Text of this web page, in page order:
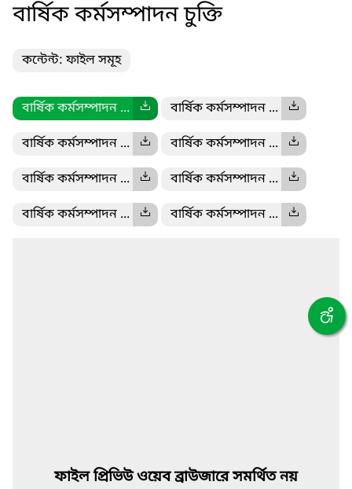
বার্ষিক কর্মসম্পাদন চুক্তি
কন্টেন্ট: ফাইল সমূহ
বার্ষিক কর্মসম্পাদন ... বার্ষিক কর্মসম্পাদন ...
বার্ষিক কর্মসম্পাদন ... বার্ষিক কর্মসম্পাদন ...
বার্ষিক কর্মসম্পাদন ... বার্ষিক কর্মসম্পাদন ...
বার্ষিক কর্মসম্পাদন ... বার্ষিক কর্মসম্পাদন ...
ফাইল প্রিভিউ ওয়েব ব্রাউজারে সমর্থিত নয়